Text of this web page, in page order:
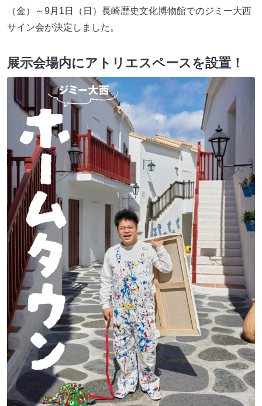
（金）～9月1日（日）長崎歴史文化博物館でのジミー大西
サイン会が決定しました。
展示会場内にアトリエスペースを設置！